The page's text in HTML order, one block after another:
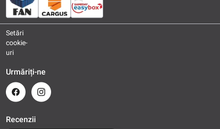
Setări
cookie-
uri
Urmăriți-ne
Recenzii